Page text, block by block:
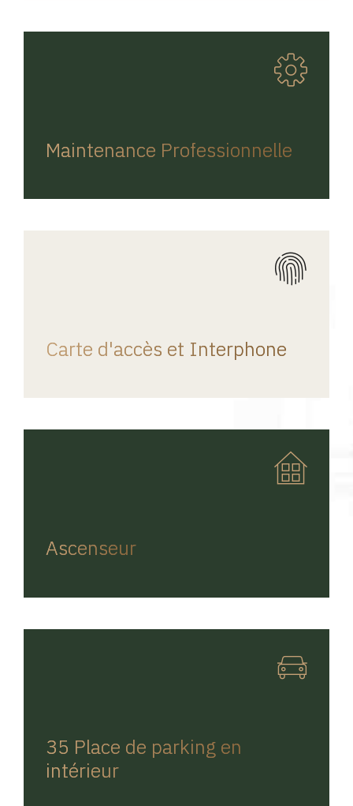
Maintenance Professionnelle
Carte d'accès et Interphone
Ascenseur
35 Place de parking en
intérieur